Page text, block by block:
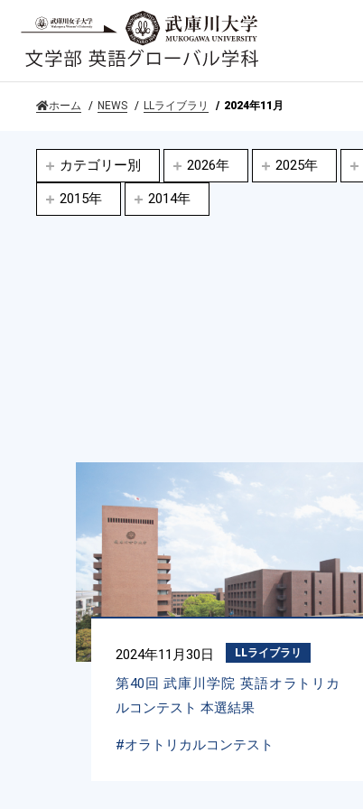
ホーム NEWS LLライブラリ 2024年11月
カテゴリー別 2026年 2025年
2015年 2014年
2024年11月30日 LLライブラリ
第40回 武庫川学院 英語オラトリカ
ルコンテスト 本選結果
#オラトリカルコンテスト